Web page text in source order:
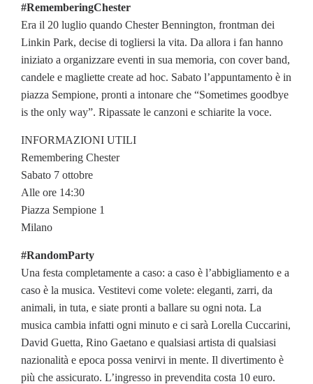
#RememberingChester
Era il 20 luglio quando Chester Bennington, frontman dei
Linkin Park, decise di togliersi la vita. Da allora i fan hanno
iniziato a organizzare eventi in sua memoria, con cover band,
candele e magliette create ad hoc. Sabato l’appuntamento è in
piazza Sempione, pronti a intonare che “Sometimes goodbye
is the only way”. Ripassate le canzoni e schiarite la voce.
INFORMAZIONI UTILI
Remembering Chester
Sabato 7 ottobre
Alle ore 14:30
Piazza Sempione 1
Milano
#RandomParty
Una festa completamente a caso: a caso è l’abbigliamento e a
caso è la musica. Vestitevi come volete: eleganti, zarri, da
animali, in tuta, e siate pronti a ballare su ogni nota. La
musica cambia infatti ogni minuto e ci sarà Lorella Cuccarini,
David Guetta, Rino Gaetano e qualsiasi artista di qualsiasi
nazionalità e epoca possa venirvi in mente. Il divertimento è
più che assicurato. L’ingresso in prevendita costa 10 euro.